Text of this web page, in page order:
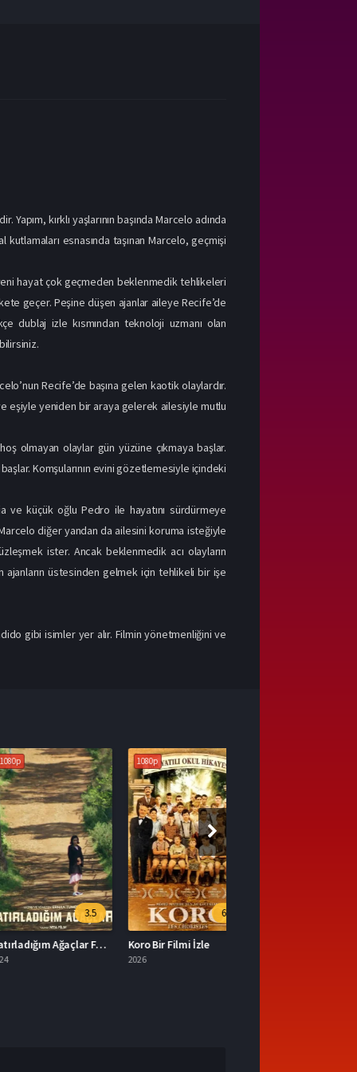
kırklı yaşlarının başında Marcelo adında
kutlamaları esnasında taşınan Marcelo, geçmişi
hayat çok geçmeden beklenmedik tehlikeleri
geçer. Peşine düşen ajanlar aileye Recife’de
dublaj izle kısmından teknoloji uzmanı olan
Recife’de başına gelen kaotik olaylardır.
eşiyle yeniden bir araya gelerek ailesiyle mutlu
olmayan olaylar gün yüzüne çıkmaya başlar.
Komşularının evini gözetlemesiyle içindeki
ve küçük oğlu Pedro ile hayatını sürdürmeye
diğer yandan da ailesini koruma isteğiyle
ister. Ancak beklenmedik acı olayların
ajanların üstesinden gelmek için tehlikeli bir işe
gibi isimler yer alır. Filmin yönetmenliğini ve
3.5
Hatırladığım Ağaçlar Full HD İzle
1080p
6.9
Koro Bir Filmi İzle